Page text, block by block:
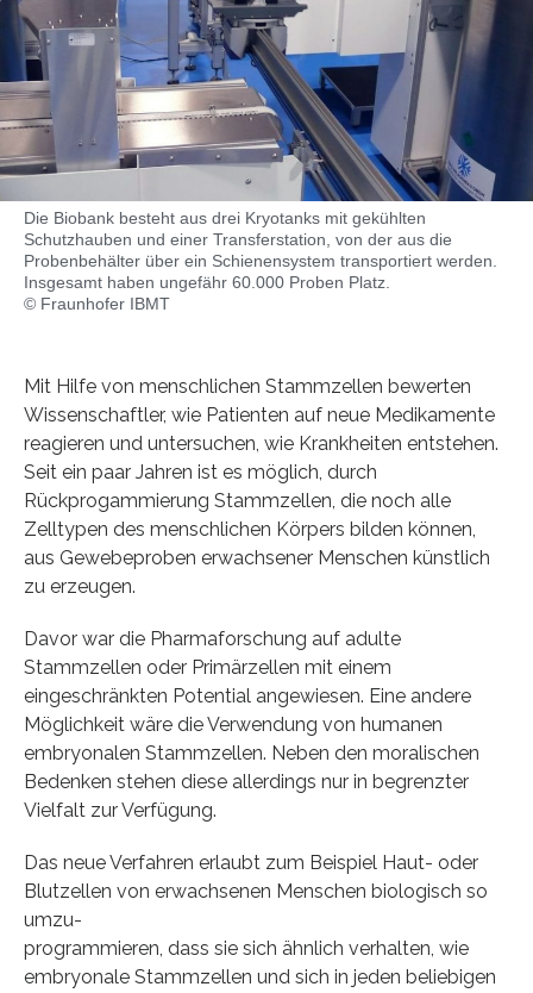
Die Biobank besteht aus drei Kryotanks mit gekühlten
Schutzhauben und einer Transferstation, von der aus die
Probenbehälter über ein Schienensystem transportiert werden.
Insgesamt haben ungefähr 60.000 Proben Platz.
© Fraunhofer IBMT
Mit Hilfe von menschlichen Stammzellen bewerten
Wissenschaftler, wie Patienten auf neue Medikamente
reagieren und untersuchen, wie Krankheiten entstehen.
Seit ein paar Jahren ist es möglich, durch
Rückprogammierung Stammzellen, die noch alle
Zelltypen des menschlichen Körpers bilden können,
aus Gewebeproben erwachsener Menschen künstlich
zu erzeugen.
Davor war die Pharmaforschung auf adulte
Stammzellen oder Primärzellen mit einem
eingeschränkten Potential angewiesen. Eine andere
Möglichkeit wäre die Verwendung von humanen
embryonalen Stammzellen. Neben den moralischen
Bedenken stehen diese allerdings nur in begrenzter
Vielfalt zur Verfügung.
Das neue Verfahren erlaubt zum Beispiel Haut- oder
Blutzellen von erwachsenen Menschen biologisch so
umzu-
programmieren, dass sie sich ähnlich verhalten, wie
embryonale Stammzellen und sich in jeden beliebigen